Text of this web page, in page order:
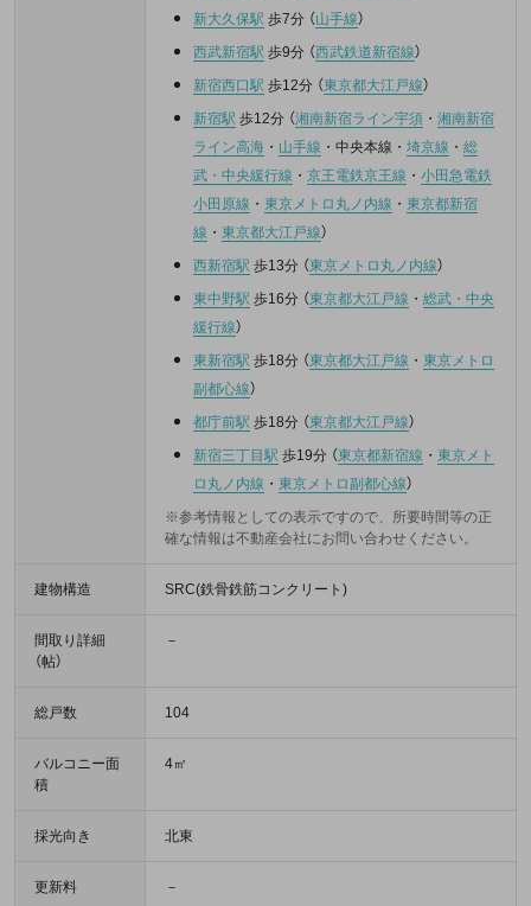
新大久保駅 歩7分 （山手線）
西武新宿駅 歩9分 （西武鉄道新宿線）
新宿西口駅 歩12分 （東京都大江戸線）
新宿駅 歩12分 （湘南新宿ライン宇須 ・ 湘南新宿
ライン高海 ・ 山手線 ・ 中央本線 ・ 埼京線 ・ 総
武・中央緩行線 ・ 京王電鉄京王線 ・ 小田急電鉄
小田原線 ・ 東京メトロ丸ノ内線 ・ 東京都新宿
線 ・ 東京都大江戸線）
西新宿駅 歩13分 （東京メトロ丸ノ内線）
東中野駅 歩16分 （東京都大江戸線 ・ 総武・中央
緩行線）
東新宿駅 歩18分 （東京都大江戸線 ・ 東京メトロ
副都心線）
都庁前駅 歩18分 （東京都大江戸線）
新宿三丁目駅 歩19分 （東京都新宿線 ・ 東京メト
ロ丸ノ内線 ・ 東京メトロ副都心線）
※参考情報としての表示ですので、所要時間等の正
確な情報は不動産会社にお問い合わせください。
建物構造 SRC(鉄骨鉄筋コンクリート)
間取り詳細
（帖）
－
総戸数 104
バルコニー面
積
4㎡
採光向き 北東
更新料 －